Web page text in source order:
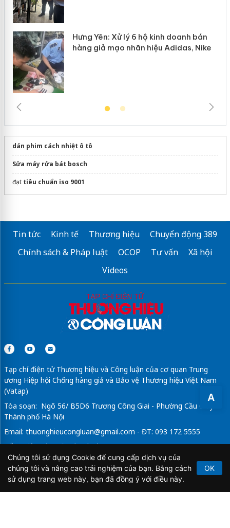
A
Hưng Yên: Xử lý 6 hộ kinh doanh bán
hàng giả mạo nhãn hiệu Adidas, Nike
dán phim cách nhiệt ô tô
Sửa máy rửa bát bosch
đạt tiêu chuẩn iso 9001
Tin tức Kinh tế Thương hiệu
Chuyển động 389
Chính sách & Pháp luật
OCOP Tư vấn
Xã hội
Videos
Tạp chí điện tử Thương hiệu và Công luận của cơ quan Trung
ương Hiệp hội Chống hàng giả và Bảo vệ Thương hiệu Việt Nam
(Vatap)
Tòa soạn: Ngõ 56/ B5D6 Trương Công Giai - Phường Cầu Giấy -
Thành phố Hà Nội
Email: thuonghieucongluan@gmail.com - ĐT: 093 172 5555
Tổng Biên Tập: Vũ Đức Thuận
Giấy phép hoạt động báo chí điện tử số 64/GP-BTTTT do Bộ
Thông tin và Truyền thông cấp ngày 21/2/2020.
Chúng tôi sử dụng Cookie để cung cấp dịch vụ của
chúng tôi và nâng cao trải nghiệm của bạn. Bằng cách
sử dụng trang web này, bạn đã đồng ý với điều này.
OK